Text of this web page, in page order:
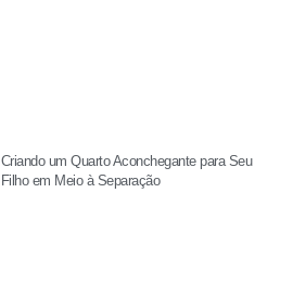
Criando um Quarto Aconchegante para Seu
Filho em Meio à Separação